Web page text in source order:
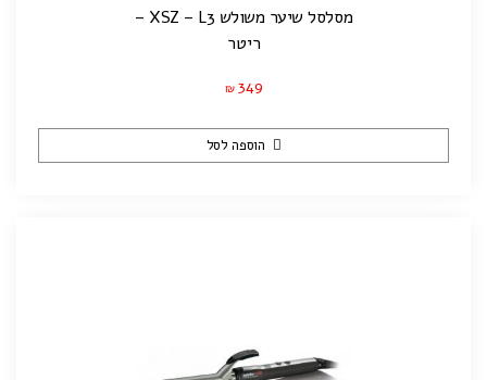
מסלסל שיער משולש XSZ – L3 –
ריטר
₪ 349
הוספה לסל